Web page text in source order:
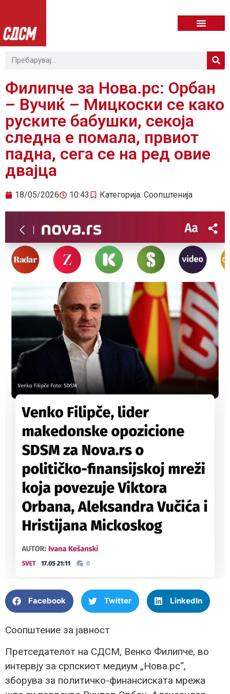
Филипче за Нова.рс: Орбан
– Вучиќ – Мицкоски се како
руските бабушки, секоја
следна е помала, првиот
падна, сега се на ред овие
двајца
18/05/2026 10:43 Категорија: Соопштенија
Facebook Twitter LinkedIn
Соопштение за јавност
Претседателот на СДСМ, Венко Филипче, во
интервју за српскиот медиум „Нова.рс“,
зборува за политичко-финансиската мрежа